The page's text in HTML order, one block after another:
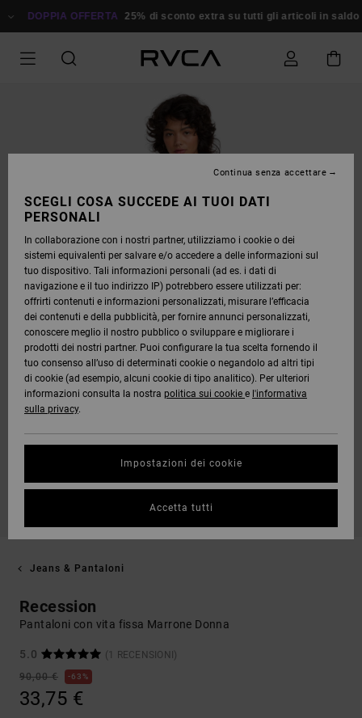
ALLEDOPPIA OFFERTA 25% di sconto extra su tutti gli articoli in saldo
Jeans & Pantaloni
Recession
Pantaloni con vita fissa Marrone Donna
5.0
(1 RECENSIONI)
90,00 €
63%
33,75 €
SCEGLI COSA SUCCEDE AI TUOI DATI
PERSONALI
In collaborazione con i nostri partner, utilizziamo i cookie o dei
sistemi equivalenti per salvare e/o accedere a delle informazioni sul
tuo dispositivo. Tali informazioni personali (ad es. i dati di
navigazione e il tuo indirizzo IP) potrebbero essere utilizzati per:
offrirti contenuti e informazioni personalizzati, misurare l’efficacia
dei contenuti e della pubblicità, per fornire annunci personalizzati,
conoscere meglio il nostro pubblico o sviluppare e migliorare i
prodotti dei nostri partner. Puoi configurare la tua scelta fornendo il
tuo consenso all’uso di determinati cookie o negandolo ad altri tipi
di cookie (ad esempio, alcuni cookie di tipo analitico). Per ulteriori
informazioni consulta la nostra politica sui cookie e l'informativa
sulla privacy.
Impostazioni dei cookie
Continua senza accettare
Accetta tutti